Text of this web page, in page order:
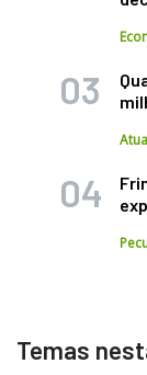
Temas